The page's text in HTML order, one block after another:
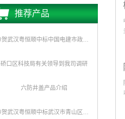
推荐产品
恭贺武汉粤恒顺中标中国电建市政集团水环境公司《坪山区正本清源工程一标段井盖和雨水箅子采购》项目
硚口区科技局有关领导到我司调研
六防井盖产品介绍
恭贺武汉粤恒顺中标武汉市青山区水务局排水队《2017年排水井盖及防坠网采购》项目